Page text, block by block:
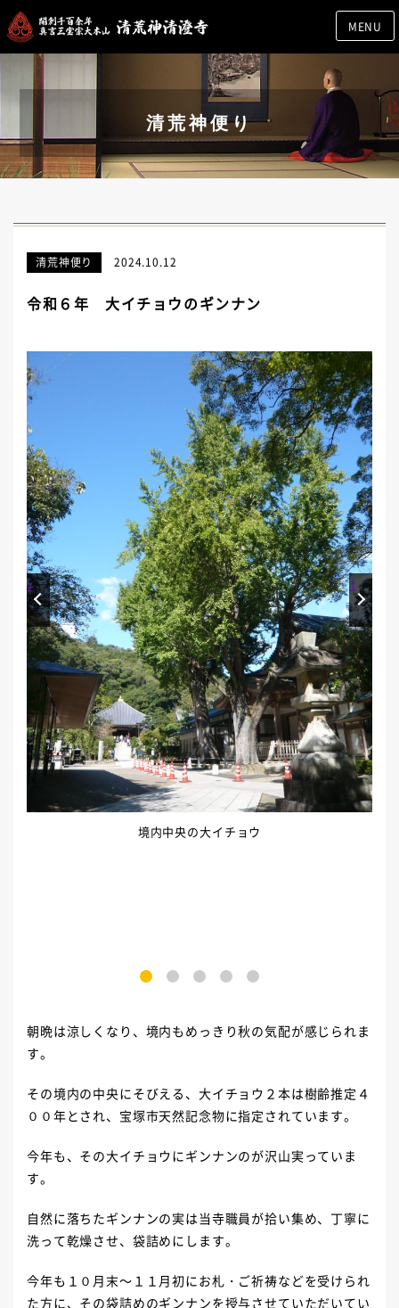
MENU
清荒神便り
清荒神便り 2024.10.12
令和６年 大イチョウのギンナン
境内中央の大イチョウ
3 4 5
Prev Next
朝晩は涼しくなり、境内もめっきり秋の気配が感じられま
す。
その境内の中央にそびえる、大イチョウ２本は樹齢推定４
００年とされ、宝塚市天然記念物に指定されています。
今年も、その大イチョウにギンナンのが沢山実っていま
す。
自然に落ちたギンナンの実は当寺職員が拾い集め、丁寧に
洗って乾燥させ、袋詰めにします。
今年も１０月末～１１月初にお札・ご祈祷などを受けられ
た方に、その袋詰めのギンナンを授与させていただいてい